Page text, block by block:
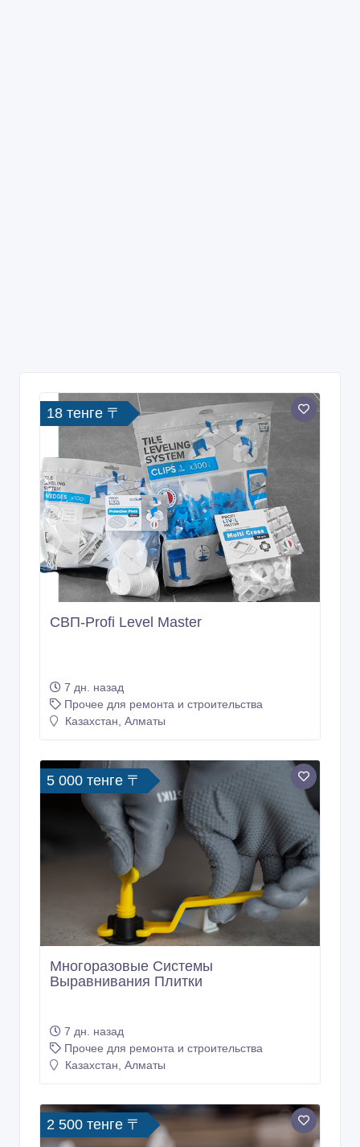
18 тенге 〒
СВП-Profi Level Master
7 дн. назад
Прочее для ремонта и строительства
Казахстан, Алматы
5 000 тенге 〒
Многоразовые Системы
Выравнивания Плитки
7 дн. назад
Прочее для ремонта и строительства
Казахстан, Алматы
2 500 тенге 〒